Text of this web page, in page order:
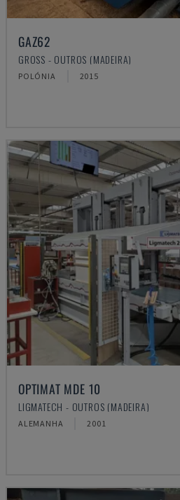
GAZ62
GROSS - OUTROS (MADEIRA)
POLÓNIA 2015
OPTIMAT MDE 10
LIGMATECH - OUTROS (MADEIRA)
ALEMANHA 2001